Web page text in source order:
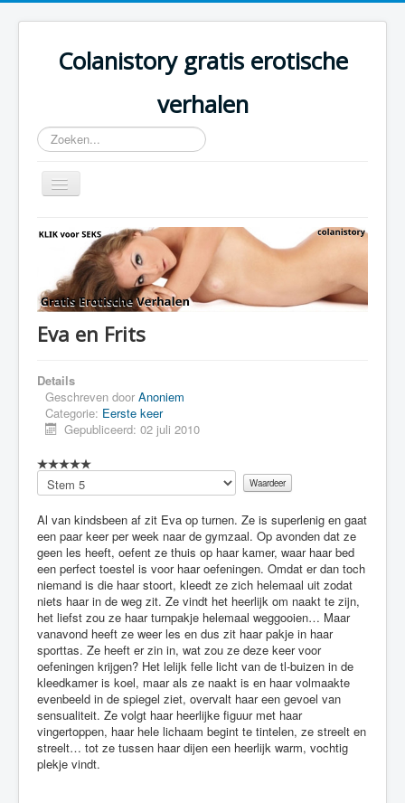
Colanistory gratis erotische
verhalen
Zoeken...
Schakelen
navigatie
Colanistory.eu - Erotische verhalen - Home
Eva en Frits
Details
Geschreven door Anoniem
Categorie: Eerste keer
Gepubliceerd: 02 juli 2010
Voeg
waardering
Al van kindsbeen af zit Eva op turnen. Ze is superlenig en gaat
een paar keer per week naar de gymzaal. Op avonden dat ze
geen les heeft, oefent ze thuis op haar kamer, waar haar bed
een perfect toestel is voor haar oefeningen. Omdat er dan toch
niemand is die haar stoort, kleedt ze zich helemaal uit zodat
niets haar in de weg zit. Ze vindt het heerlijk om naakt te zijn,
het liefst zou ze haar turnpakje helemaal weggooien… Maar
vanavond heeft ze weer les en dus zit haar pakje in haar
sporttas. Ze heeft er zin in, wat zou ze deze keer voor
oefeningen krijgen? Het lelijk felle licht van de tl-buizen in de
kleedkamer is koel, maar als ze naakt is en haar volmaakte
evenbeeld in de spiegel ziet, overvalt haar een gevoel van
sensualiteit. Ze volgt haar heerlijke figuur met haar
vingertoppen, haar hele lichaam begint te tintelen, ze streelt en
streelt… tot ze tussen haar dijen een heerlijk warm, vochtig
plekje vindt.